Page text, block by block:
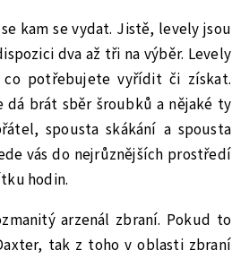
kam se vydat. Jistě, levely jsou
dva až tři na výběr. Levely
potřebujete vyřídit či získat.
dá brát sběr šroubků a nějaké ty
spousta skákání a spousta
vás do nejrůznějších prostředí
hodin.
arzenál zbraní. Pokud to
tak z toho v oblasti zbraní